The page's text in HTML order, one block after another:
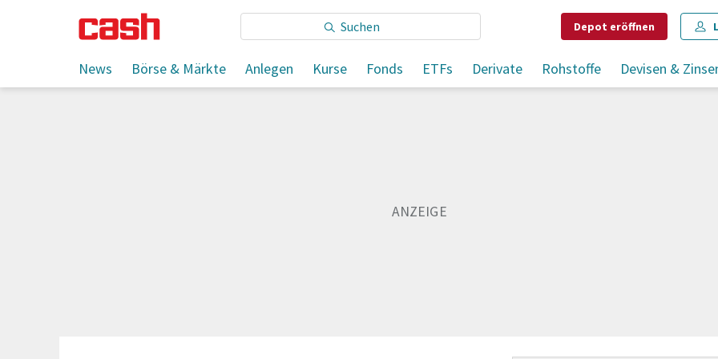
Depot eröffnen
News Börse & Märkte Anlegen Kurse Fonds ETFs Derivate Rohstoffe Devisen &
Sie lesen: Zahl der Insolvenzen in Deutschland bleibt hoch
Teilen Merken Drucken Kommentare